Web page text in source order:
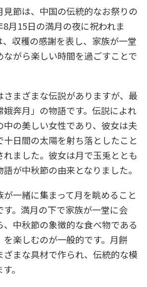
見節は、中国の伝統的なお祭りの
月15日の満月の夜に祝われま
、収穫の感謝を表し、家族が一堂
ながら楽しい時間を過ごすことで
さまざまな伝説がありますが、最
娥奔月」の物語です。伝説によれ
中の美しい女性であり、彼女は夫
日間の太陽を射ち落としたこと
れました。彼女は月で玉兎ととも
が中秋節の由来となりました。
一緒に集まって月を眺めること
す。満月の下で家族が一堂に会
、中秋節の象徴的な食べ物である
を楽しむのが一般的です。月餅
ざまな具材で作られ、伝統的な模
。